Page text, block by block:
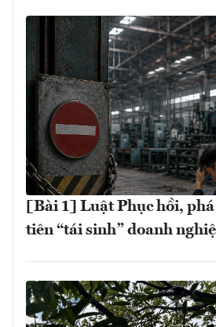
[Bài 1] Luật Phục hồi,
tiên “tái sinh” doanh